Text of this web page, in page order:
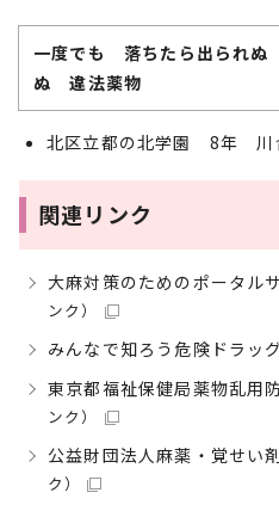
一度でも 落ちたら出られ
ぬ 違法薬物
北区立都の北学園 8年 川
関連リンク
大麻対策のためのポータル
ンク）
みんなで知ろう危険ドラッ
東京都福祉保健局薬物乱用
ンク）
公益財団法人麻薬・覚せい
ク）